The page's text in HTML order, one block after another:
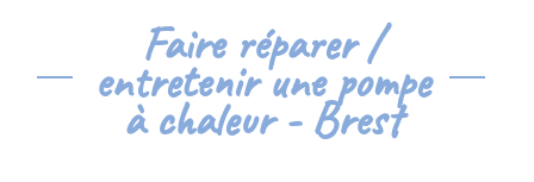
Faire réparer /
entretenir une pompe
à chaleur - Brest